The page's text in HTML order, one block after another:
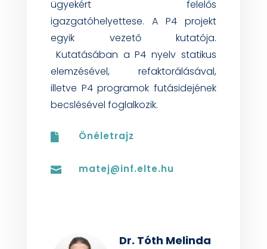
ügyekért
felelős
igazgatóhelyettese. A P4projekt
egyik
vezető kutatója.
Kutatásában a P4nyelv statikus
elemzésével,refaktorálásával,
illetve P4programok futásidejének
becslésével foglalkozik.
 Önéletrajz
 matej@inf.elte.hu
Dr. Tóth Melinda